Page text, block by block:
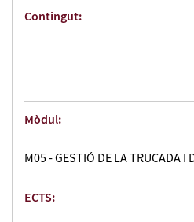
Contingut:
Mòdul:
M05 - GESTIÓ DE LA TRUCADA I
ECTS: